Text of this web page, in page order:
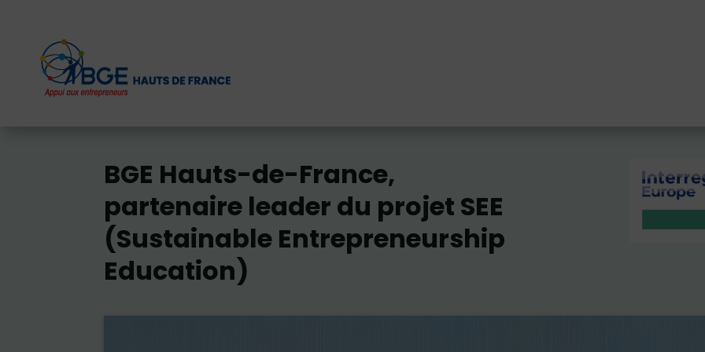
BGE Hauts-de-France,
partenaire leader du projet SEE
(Sustainable Entrepreneurship
Education)